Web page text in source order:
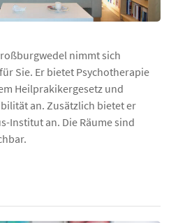
nimmt sich
Sie. Er bietet Psychotherapie
Heilprakikergesetz und
an. Zusätzlich bietet er
Institut an. Die Räume sind